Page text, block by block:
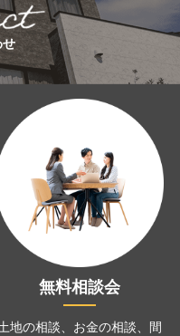
せ
無料相談会
地の相談、お金の相談、
間